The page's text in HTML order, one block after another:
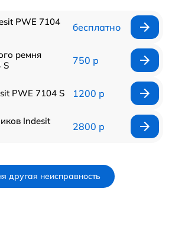
PWE 7104
бесплатно
ремня
S
750 р
PWE 7104 S 1200 р
Indesit
2800 р
другая неисправность